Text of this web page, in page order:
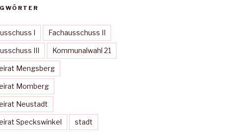
I Fachausschuss II
III Kommunalwahl 21
Mengsberg
Momberg
Neustadt
Speckswinkel stadt